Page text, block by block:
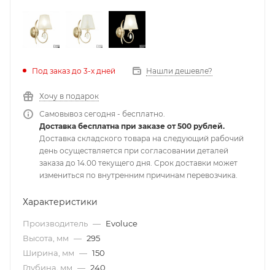
Под заказ до 3-х дней Нашли дешевле?
Хочу в подарок
Самовывоз сегодня - бесплатно.
Доставка бесплатна при заказе от 500 рублей.
Доставка складского товара на следующий рабочий
день осуществляется при согласовании деталей
заказа до 14.00 текущего дня. Срок доставки может
измениться по внутренним причинам перевозчика.
Характеристики
Производитель — Evoluce
Высота, мм — 295
Ширина, мм — 150
Глубина, мм — 240